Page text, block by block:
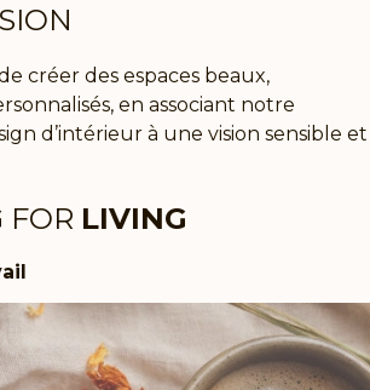
créer des espaces beaux,
, en associant notre
d’intérieur à une vision sensible et
FOR LIVING